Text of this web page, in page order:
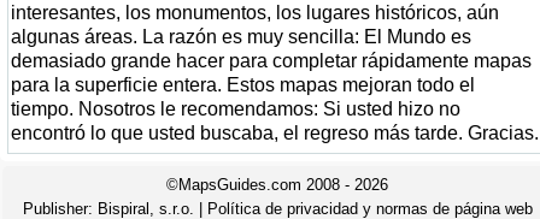
interesantes, los monumentos, los lugares históricos, aún
algunas áreas. La razón es muy sencilla: El Mundo es
demasiado grande hacer para completar rápidamente mapas
para la superficie entera. Estos mapas mejoran todo el
tiempo. Nosotros le recomendamos: Si usted hizo no
encontró lo que usted buscaba, el regreso más tarde. Gracias.
©MapsGuides.com 2008 - 2026
Publisher: Bispiral, s.r.o. Política de privacidad y normas de página web